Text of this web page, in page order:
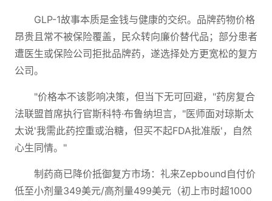
GLP-1故事本质是金钱与健康的交织。品牌药物价格
昂贵且常不被保险覆盖，民众转向廉价替代品；部分患者
遭医生或保险公司拒批品牌药，遂选择处方更宽松的复方
公司。
"价格本不该影响决策，但当下无可回避，"药房复合
法联盟首席执行官斯科特·布鲁纳坦言，"医师面对琼斯太
太说'我需此药控重或治糖，但买不起FDA批准版'，自然
心生同情。"
制药商已降价抵御复方市场：礼来Zepbound自付价
低至小剂量349美元/高剂量499美元（初上市时超1000